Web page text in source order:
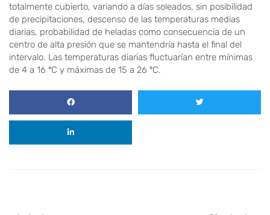
totalmente cubierto, variando a días soleados, sin posibilidad
de precipitaciones, descenso de las temperaturas medias
diarias, probabilidad de heladas como consecuencia de un
centro de alta presión que se mantendría hasta el final del
intervalo. Las temperaturas diarias fluctuarían entre mínimas
de 4 a 16 ºC y máximas de 15 a 26 ºC.